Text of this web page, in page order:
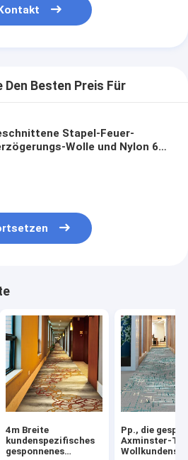
Den Besten Preis Für
Stapel-Feuer-
Wolle und Nylon 66
4m Breite
kundenspezifisches
gesponnenes
Pp., die
Axminster-